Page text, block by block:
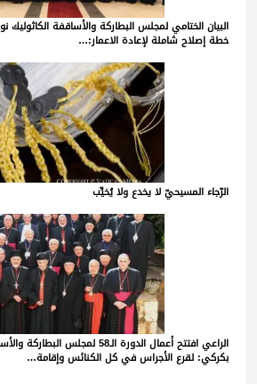
البيان الختامي لمجلس البطاركة والأساقفة
خطة إصلاح شاملة لإعادة الاعمار:…
الرّجاء المسيحيّ لا يخدع ولا يُخيِّب
الراعي افتتح أعمال الدورة الـ58
بكركي: لقرع الأجراس في كل الكنائس وإقامة…